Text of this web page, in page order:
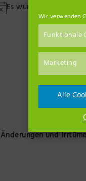
Wir verwenden
Funktionale
Marketing
Alle
Es wurden keine
Änderungen und